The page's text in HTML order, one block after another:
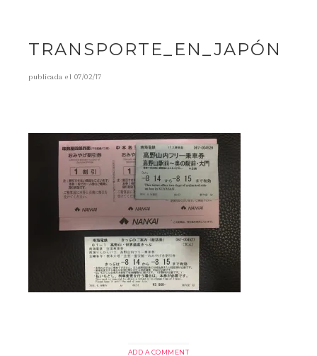
TRANSPORTE_EN_JAPÓN
publicada el 07/02/17
ADD A COMMENT